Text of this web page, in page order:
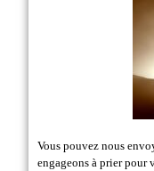
Vous pouvez nous
engageons à prier pour